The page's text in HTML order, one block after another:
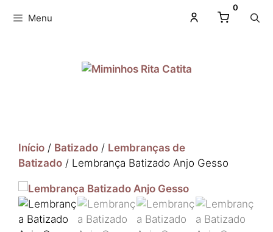
0
Menu
Início / Batizado / Lembranças de
Batizado / Lembrança Batizado Anjo Gesso